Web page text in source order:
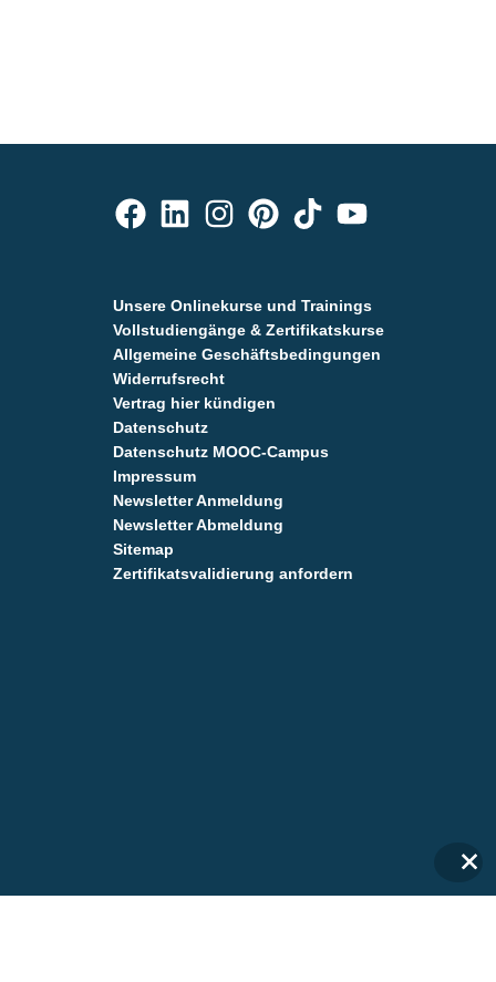
Unsere Onlinekurse und Trainings
Vollstudiengänge & Zertifikatskurse
Allgemeine Geschäftsbedingungen
Widerrufsrecht
Vertrag hier kündigen
Datenschutz
Datenschutz MOOC-Campus
Impressum
Newsletter Anmeldung
Newsletter Abmeldung
Sitemap
Zertifikatsvalidierung anfordern
✕
✕